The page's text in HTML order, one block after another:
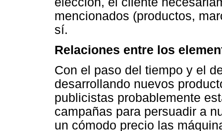
mencionados (productos,
sí.
Relaciones entre los
Con el paso del tiempo y el
desarrollando nuevos
publicistas probablemente
campañas para persuadir a
un cómodo precio las